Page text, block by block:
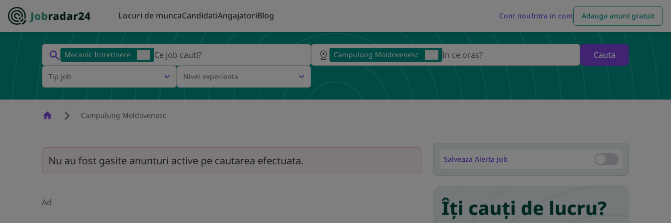
Locuri de muncaCandidatiAngajatoriBlog Cont nouIntra in cont Adauga anunt gratuit
Mecanic Intretinere Campulung Moldovenesc Cauta
Tip job Nivel experienta
HomepageCampulung Moldovenesc
Nu au fost gasite anunturi active pe cautarea efectuata.
Ad
Salveaza Alerta Job Salveaza Alerta Job